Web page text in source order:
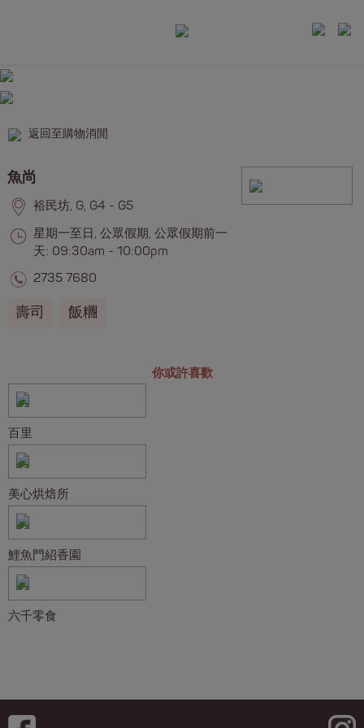
返回至購物消閒
魚尚
裕民坊, G, G4 - G5
星期一至日, 公眾假期, 公眾假期前一
天: 09:30am - 10:00pm
2735 7680
壽司 飯糰
你或許喜歡
百里
美心烘焙所
鯉魚門紹香園
六千零食